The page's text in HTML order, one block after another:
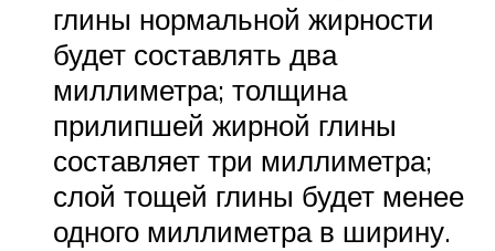
глины нормальной жирности
будет составлять два
миллиметра; толщина
прилипшей жирной глины
составляет три миллиметра;
слой тощей глины будет менее
одного миллиметра в ширину.